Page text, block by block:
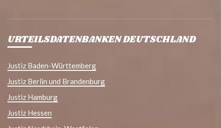
URTEILSDATENBANKEN DEUTSCHLAND
Justiz Baden-Württemberg
Justiz Berlin und Brandenburg
Justiz Hamburg
Justiz Hessen